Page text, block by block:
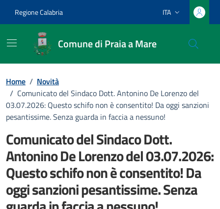
Regione Calabria Lingua attiva:
ITA
Comune di Praia a Mare
Home / Novità
/ Comunicato del Sindaco Dott. Antonino De Lorenzo del
03.07.2026: Questo schifo non è consentito! Da oggi sanzioni
pesantissime. Senza guarda in faccia a nessuno!
Comunicato del Sindaco Dott.
Antonino De Lorenzo del 03.07.2026:
Questo schifo non è consentito! Da
oggi sanzioni pesantissime. Senza